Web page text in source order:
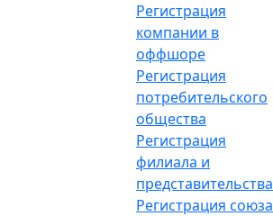
Регистрация
компании в
оффшоре
Регистрация
потребительского
общества
Регистрация
филиала и
представительства
Регистрация союза